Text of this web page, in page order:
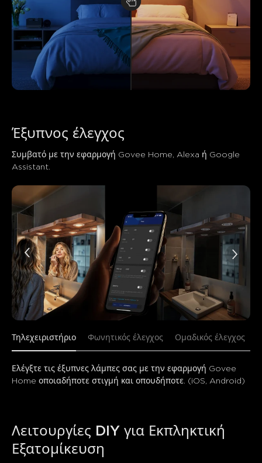
Έξυπνος έλεγχος
Συμβατό με την εφαρμογή Govee Home, Alexa ή Google
Assistant.
Τηλεχειριστήριο Φωνητικός έλεγχος Ομαδικός έλεγχος
Ελέγξτε τις έξυπνες λάμπες σας με την εφαρμογή Govee
Home οποιαδήποτε στιγμή και οπουδήποτε. (iOS, Android)
Λειτουργίες DIY για Εκπληκτική
Εξατομίκευση